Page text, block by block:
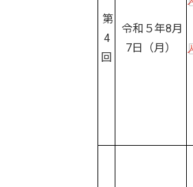
第
4
回
令和５年8月
7日（月）